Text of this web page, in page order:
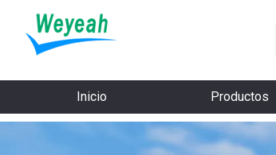
Inicio Productos